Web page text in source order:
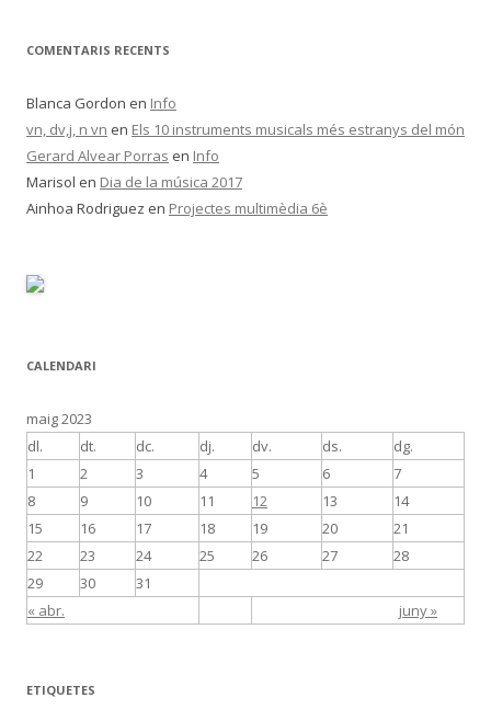
COMENTARIS RECENTS
Blanca Gordon en Info
vn, dv,j, n vn en Els 10 instruments musicals més estranys del món
Gerard Alvear Porras en Info
Marisol en Dia de la música 2017
Ainhoa Rodriguez en Projectes multimèdia 6è
CALENDARI
maig 2023
dl.
dt. dc. dj. dv. ds. dg.
« abr. juny »
1 2 3 4 5 6
7
8
9 10 11 12 13
14
15
16 17 18 19 20
21
22
23 24 25 26 27
28
29
30 31
ETIQUETES